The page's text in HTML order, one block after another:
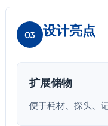
03 设计亮点
扩展储物
便于耗材、探头、